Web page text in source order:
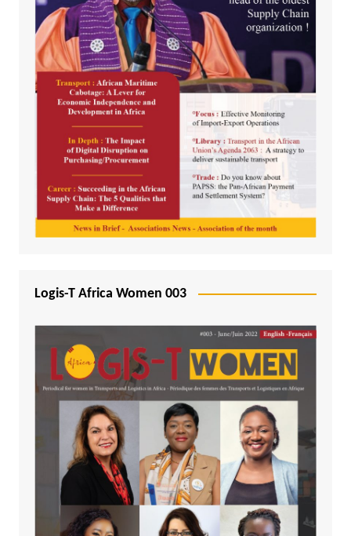
Logis-T Africa Women 003